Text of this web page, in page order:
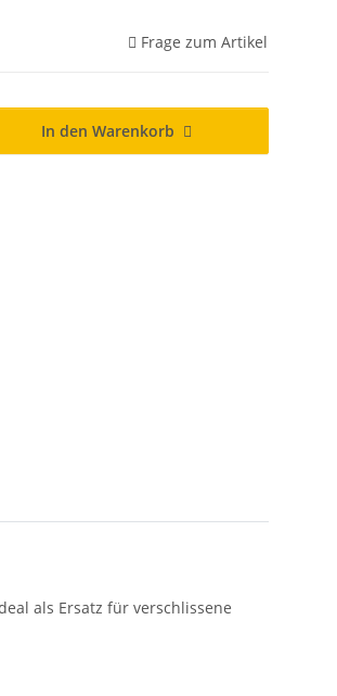
Frage zum Artikel
In den Warenkorb
als Ersatz für verschlissene